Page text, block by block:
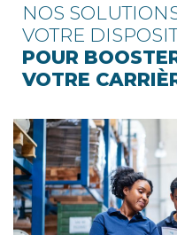
NOS
VOTRE
POUR
VOTRE